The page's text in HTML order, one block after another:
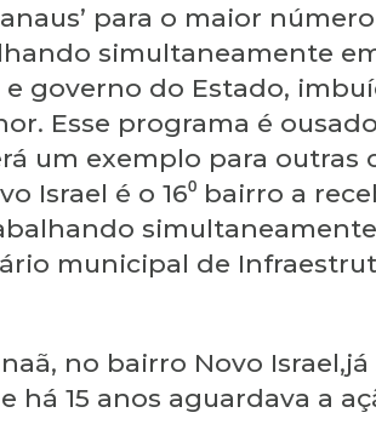
para o maior
simultaneamente
governo do Estado,
Esse programa é
um exemplo para
Israel é o 16⁰ bairro a
municipal de
no bairro Novo
há 15 anos aguardava a